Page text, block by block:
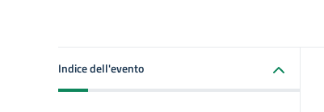
Indice dell'evento